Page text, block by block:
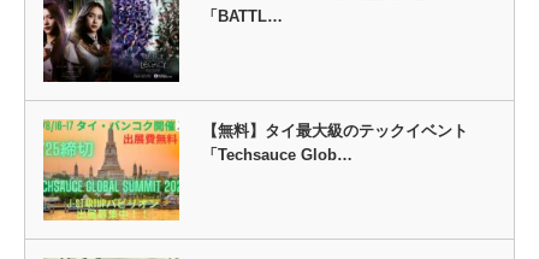
「BATTL…
【無料】タイ最大級のテックイベント
「Techsauce Glob…